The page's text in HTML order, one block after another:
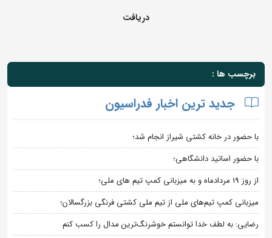
دریافت
برچسب ها :
جدید ترین اخبار فدراسیون
با حضور در خانه کشتی شیراز انجام شد؛
با حضور اساتید دانشگاهی؛
از روز 19 مردادماه و به میزبانی کمپ تیم های ملی؛
میزبانی کمپ تیم‌های ملی از تیم ملی کشتی فرنگی بزرگسالان؛
رضایی: به لطف خدا توانستم خوشرنگ‌ترین مدال را کسب کنم